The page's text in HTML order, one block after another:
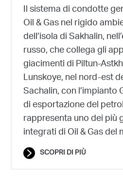
Il sistema di condotte
Oil & Gas nel rigido
dell’isola di Sakhalin,
russo, che collega gli
giacimenti di Piltun-
Lunskoye, nel nord-est
Sachalin, con l’impianto
di esportazione del
rappresenta uno dei più
integrati di Oil & Gas del
SCOPRI DI PIÙ